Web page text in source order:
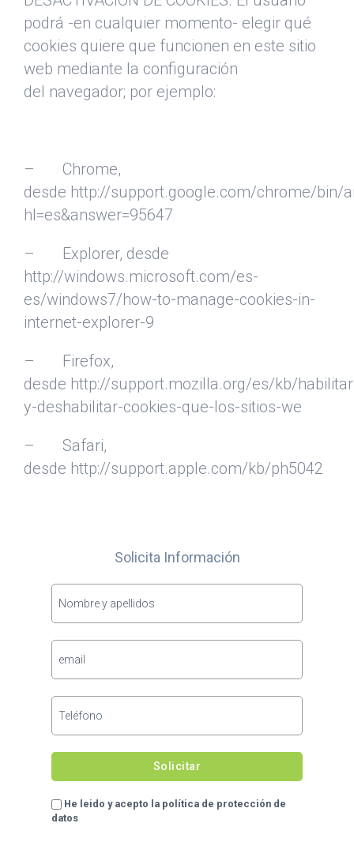
podrá -en cualquier momento- elegir qué
cookies quiere que funcionen en este sitio
web mediante la configuración
del navegador; por ejemplo:
– Chrome,
desde http://support.google.com/chrome/bin/
hl=es&answer=95647
– Explorer, desde
http://windows.microsoft.com/es-
es/windows7/how-to-manage-cookies-in-
internet-explorer-9
– Firefox,
desde http://support.mozilla.org/es/kb/
y-deshabilitar-cookies-que-los-sitios-we
– Safari,
desde http://support.apple.com/kb/ph5042
Solicita Información
He leido y acepto la política de protección de
datos